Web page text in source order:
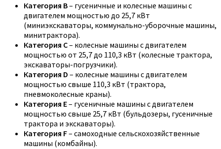
Категория B– гусеничные и колесные машины с
двигателем мощностью до 25,7 кВт
(миниэкскаваторы, коммунально-уборочные машины,
минитрактора).
Категория C– колесные машины с двигателем
мощностью от 25,7 до 110,3 кВт (колесные трактора,
экскаваторы-погрузчики).
Категория D – колесные машины с двигателем
мощностью свыше 110,3 кВт (трактора,
пневмоколесные краны).
Категория E– гусеничные машины с двигателем
мощностью свыше 25,7 кВт (бульдозеры, гусеничные
трактора и экскаваторы).
Категория F– самоходные сельскохозяйственные
машины (комбайны).